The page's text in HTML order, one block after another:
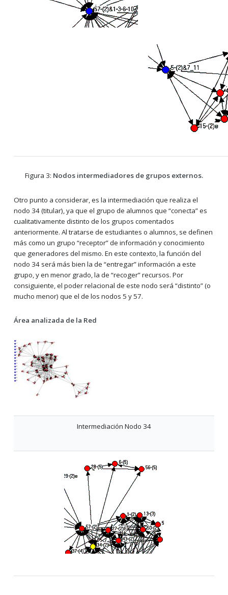
Figura 3: Nodos intermediadores de grupos externos.
Otro punto a considerar, es la intermediación que realiza el
nodo 34 (titular), ya que el grupo de alumnos que “conecta” es
cualitativamente distinto de los grupos comentados
anteriormente. Al tratarse de estudiantes o alumnos, se definen
más como un grupo “receptor” de información y conocimiento
que generadores del mismo. En este contexto, la función del
nodo 34 será más bien la de “entregar” información a este
grupo, y en menor grado, la de “recoger” recursos. Por
consiguiente, el poder relacional de este nodo será “distinto” (o
mucho menor) que el de los nodos 5 y 57.
Área analizada de la Red
Intermediación Nodo 34